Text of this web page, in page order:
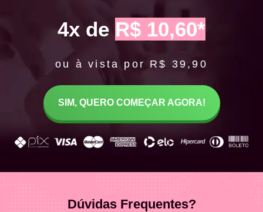
4x de R$ 10,60*
ou à vista por R$ 39,90
SIM, QUERO COMEÇAR AGORA!
Dúvidas Frequentes?